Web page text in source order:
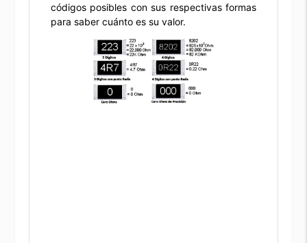
códigos posibles con sus respectivas formas
para saber cuánto es su valor.